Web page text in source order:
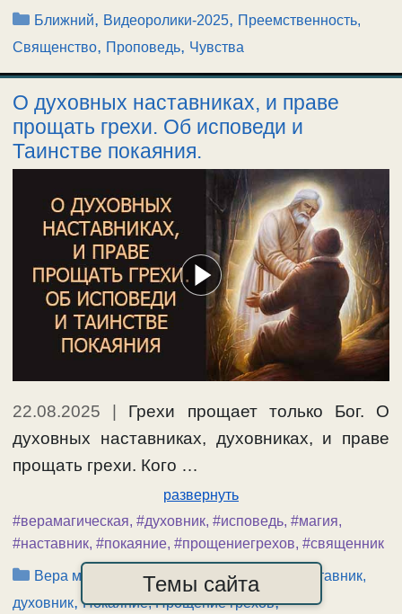
Рубрики
Ближний, Видеоролики-2025, Преемственность,
Священство, Проповедь, Чувства
О духовных наставниках, и праве
прощать грехи. Об исповеди и
Таинстве покаяния.
22.08.2025 | Грехи прощает только Бог. О
духовных наставниках, духовниках, и праве
прощать грехи. Кого …
развернуть
#верамагическая, #духовник, #исповедь, #магия,
#наставник, #покаяние, #прощениегрехов, #священник
Рубрики
Вера магическая, Видеоролики-2025
Наставник,
духовник,Покаяние, Прощение грехов,
Темы сайта